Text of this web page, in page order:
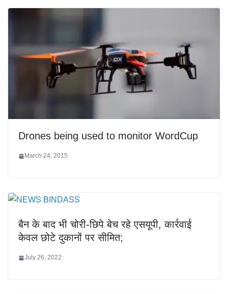
Drones being used to monitor WordCup
March 24, 2015
बैन के बाद भी चोरी-छिपे बेच रहे एसयूपी, कार्रवाई
केवल छोटे दुकानों पर सीमित;
July 26, 2022